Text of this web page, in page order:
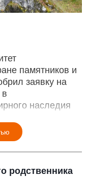
памятников и
заявку на
наследия
родственника